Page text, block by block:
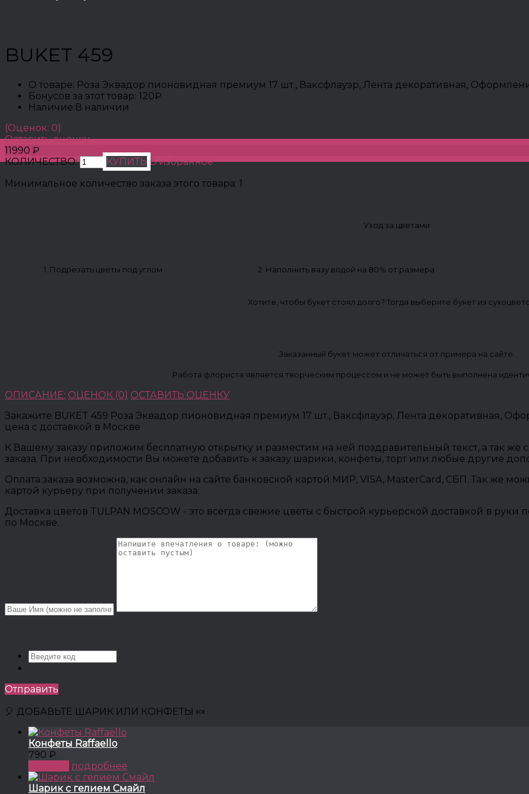
BUKET 459
О товаре: Роза Эквадор пионовидная премиум 17 шт., Ваксфлауэр, Лента декоративная,
Бонусов за этот товар: 120₽
Наличие:В наличии
(Оценок: 0)
Оставить оценку
11990 ₽
КОЛИЧЕСТВО:
КУПИТЬ В избранное
Минимальное количество заказа этого товара: 1
Уход за цветами
1. Подрезать цветы под углом 2. Наполнить вазу водой на 80% от размера
Хотите, чтобы букет стоял долго? Тогда выберите букет из
Заказанный букет может отличаться от примера на сайте.
Работа флориста является творческим процессом и не может быть выполнена
ОПИСАНИЕ: ОЦЕНОК (0) ОСТАВИТЬ ОЦЕНКУ
Закажите BUKET 459 Роза Эквадор пионовидная премиум 17 шт., Ваксфлауэр, Лента декоративная,
цена с доставкой в Москве
К Вашему заказу приложим бесплатную открытку и разместим на ней поздравительный текст, а так
заказа. При необходимости Вы можете добавить к заказу шарики, конфеты, торт или любые другие
Оплата заказа возможна, как онлайн на сайте банковской картой МИР, VISA, MasterCard, СБП. Так же
картой курьеру при получении заказа.
Доставка цветов TULPAN MOSCOW - это всегда свежие цветы с быстрой курьерской доставкой в руки
по Москве.
Отправить
🎈 ДОБАВЬТЕ ШАРИК ИЛИ КОНФЕТЫ 🍬
Конфеты Raffaello
790 ₽
подробнее
Шарик с гелием Смайл